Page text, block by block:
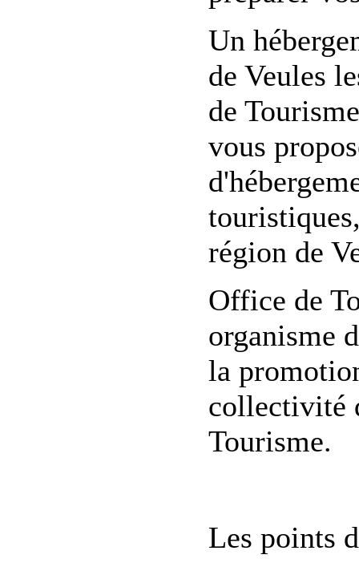
Un
de Veules
de
vous
région de
Office de
organisme
la
collectivité
Tourisme.
Les points